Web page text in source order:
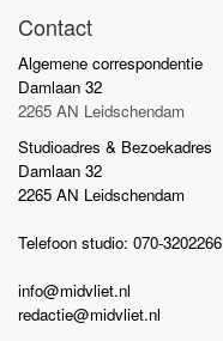
Contact
Algemene correspondentie
Damlaan 32
2265 AN Leidschendam
Studioadres & Bezoekadres
Damlaan 32
2265 AN Leidschendam
Telefoon studio: 070-3202266
info@midvliet.nl
redactie@midvliet.nl